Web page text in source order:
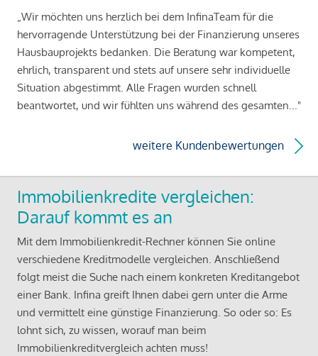
„Wir möchten uns herzlich bei dem InfinaTeam für die
hervorragende Unterstützung bei der Finanzierung unseres
Hausbauprojekts bedanken. Die Beratung war kompetent,
ehrlich, transparent und stets auf unsere sehr individuelle
Situation abgestimmt. Alle Fragen wurden schnell
beantwortet, und wir fühlten uns während des gesamten..."
weitere Kundenbewertungen
Immobilienkredite vergleichen:
Darauf kommt es an
Mit dem Immobilienkredit-Rechner können Sie online
verschiedene Kreditmodelle vergleichen. Anschließend
folgt meist die Suche nach einem konkreten Kreditangebot
einer Bank. Infina greift Ihnen dabei gern unter die Arme
und vermittelt eine günstige Finanzierung. So oder so: Es
lohnt sich, zu wissen, worauf man beim
Immobilienkreditvergleich achten muss!